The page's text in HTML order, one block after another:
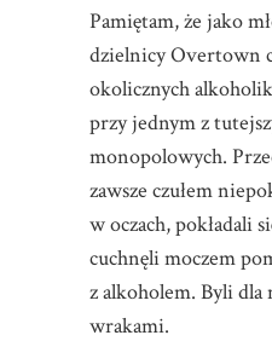
Pamiętam, że jako
dzielnicy Overtown
okolicznych
przy jednym z
monopolowych.
zawsze czułem
w oczach, pokładali
cuchnęli moczem
z alkoholem. Byli
wrakami.